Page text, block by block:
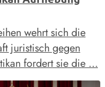
wehrt sich die
juristisch gegen
fordert sie die …